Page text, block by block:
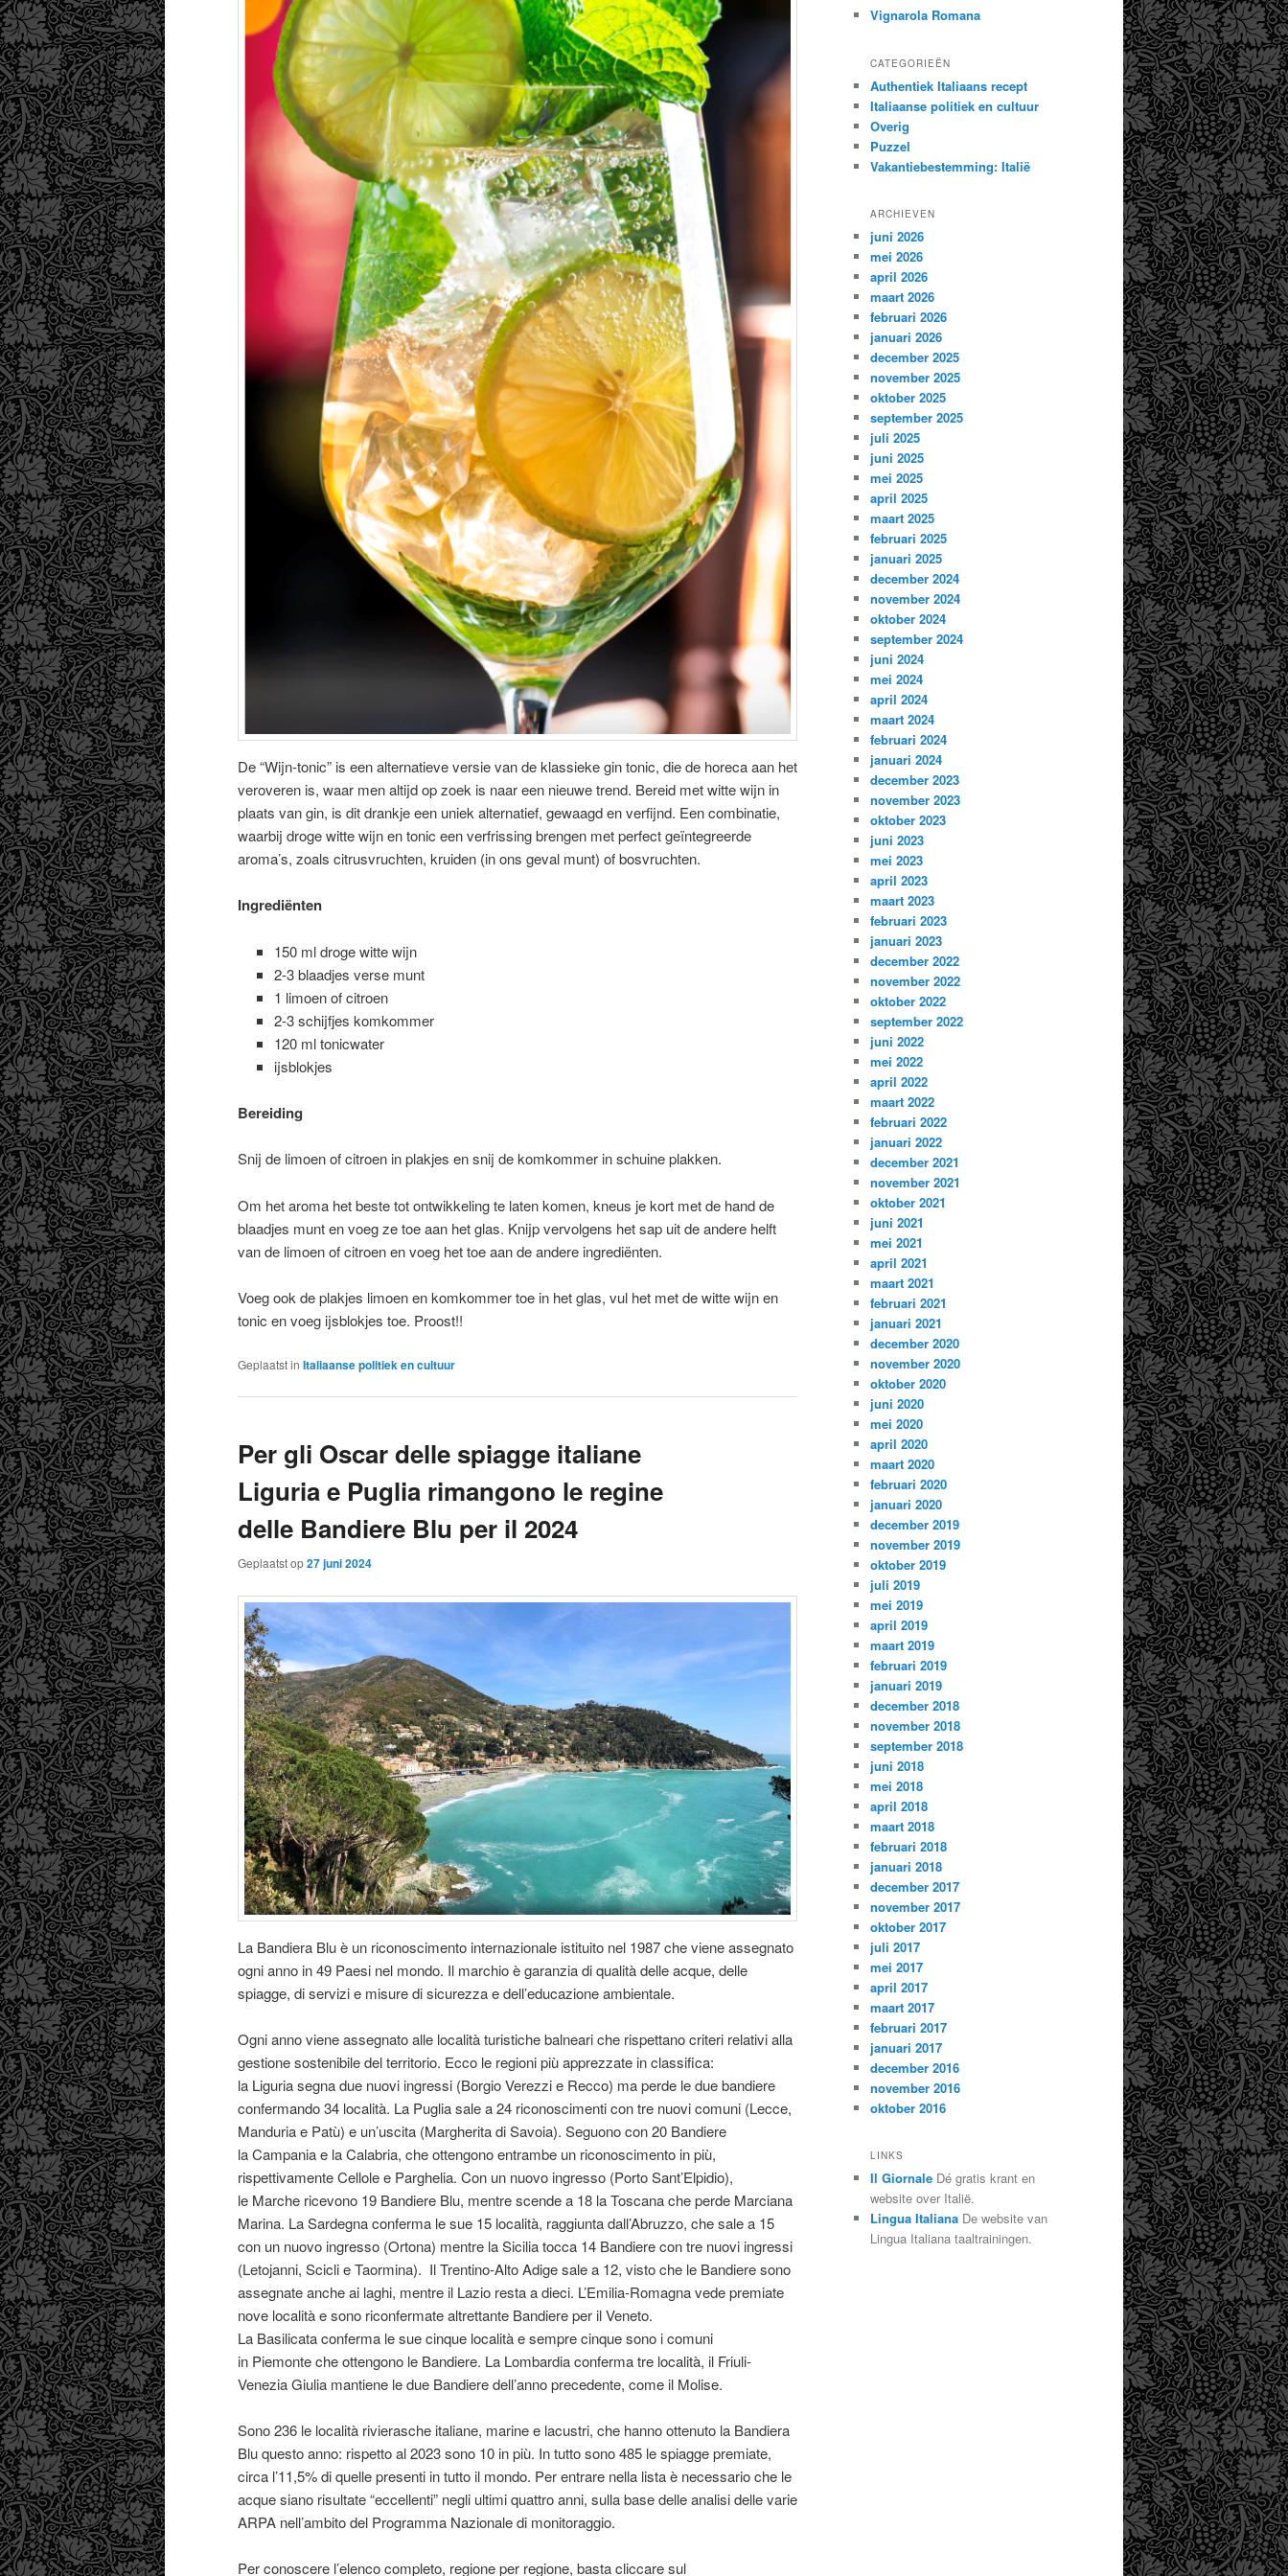
De “Wijn-tonic” is een alternatieve versie van de klassieke gin tonic, die de horeca aan het
veroveren is, waar men altijd op zoek is naar een nieuwe trend. Bereid met witte wijn in
plaats van gin, is dit drankje een uniek alternatief, gewaagd en verfijnd. Een combinatie,
waarbij droge witte wijn en tonic een verfrissing brengen met perfect geïntegreerde
aroma’s, zoals citrusvruchten, kruiden (in ons geval munt) of bosvruchten.
Ingrediënten
150 ml droge witte wijn
2-3 blaadjes verse munt
1 limoen of citroen
2-3 schijfjes komkommer
120 ml tonicwater
ijsblokjes
Bereiding
Snij de limoen of citroen in plakjes en snij de komkommer in schuine plakken.
Om het aroma het beste tot ontwikkeling te laten komen, kneus je kort met de hand de
blaadjes munt en voeg ze toe aan het glas. Knijp vervolgens het sap uit de andere helft
van de limoen of citroen en voeg het toe aan de andere ingrediënten.
Voeg ook de plakjes limoen en komkommer toe in het glas, vul het met de witte wijn en
tonic en voeg ijsblokjes toe. Proost!!
Geplaatst in Italiaanse politiek en cultuur
Per gli Oscar delle spiagge italiane
Liguria e Puglia rimangono le regine
delle Bandiere Blu per il 2024
Geplaatst op27 juni 2024
La Bandiera Blu è un riconoscimento internazionale istituito nel 1987 che viene assegnato
ogni anno in 49 Paesi nel mondo. Il marchio è garanzia di qualità delle acque, delle
spiagge, di servizi e misure di sicurezza e dell’educazione ambientale.
Ogni anno viene assegnato alle località turistiche balneari che rispettano criteri relativi alla
gestione sostenibile del territorio. Ecco le regioni più apprezzate in classifica:
la Liguria segna due nuovi ingressi (Borgio Verezzi e Recco) ma perde le due bandiere
confermando 34 località. La Puglia sale a 24 riconoscimenti con tre nuovi comuni (Lecce,
Manduria e Patù) e un’uscita (Margherita di Savoia). Seguono con 20 Bandiere
la Campania e la Calabria, che ottengono entrambe un riconoscimento in più,
rispettivamente Cellole e Parghelia. Con un nuovo ingresso (Porto Sant’Elpidio),
le Marche ricevono 19 Bandiere Blu, mentre scende a 18 la Toscana che perde Marciana
Marina. La Sardegna conferma le sue 15 località, raggiunta dall’Abruzzo, che sale a 15
con un nuovo ingresso (Ortona) mentre la Sicilia tocca 14 Bandiere con tre nuovi ingressi
(Letojanni, Scicli e Taormina). Il Trentino-Alto Adige sale a 12, visto che le Bandiere sono
assegnate anche ai laghi, mentre il Lazio resta a dieci. L’Emilia-Romagna vede premiate
nove località e sono riconfermate altrettante Bandiere per il Veneto.
La Basilicata conferma le sue cinque località e sempre cinque sono i comuni
in Piemonte che ottengono le Bandiere. La Lombardia conferma tre località, il Friuli-
Venezia Giulia mantiene le due Bandiere dell’anno precedente, come il Molise.
Sono 236 le località rivierasche italiane, marine e lacustri, che hanno ottenuto la Bandiera
Blu questo anno: rispetto al 2023 sono 10 in più. In tutto sono 485 le spiagge premiate,
circa l’11,5% di quelle presenti in tutto il mondo. Per entrare nella lista è necessario che le
acque siano risultate “eccellenti” negli ultimi quattro anni, sulla base delle analisi delle varie
ARPA nell’ambito del Programma Nazionale di monitoraggio.
Per conoscere l’elenco completo, regione per regione, basta cliccare sul
Vignarola Romana
CATEGORIEËN
Authentiek Italiaans recept
Italiaanse politiek en cultuur
Overig
Puzzel
Vakantiebestemming: Italië
ARCHIEVEN
juni 2026
mei 2026
april 2026
maart 2026
februari 2026
januari 2026
december 2025
november 2025
oktober 2025
september 2025
juli 2025
juni 2025
mei 2025
april 2025
maart 2025
februari 2025
januari 2025
december 2024
november 2024
oktober 2024
september 2024
juni 2024
mei 2024
april 2024
maart 2024
februari 2024
januari 2024
december 2023
november 2023
oktober 2023
juni 2023
mei 2023
april 2023
maart 2023
februari 2023
januari 2023
december 2022
november 2022
oktober 2022
september 2022
juni 2022
mei 2022
april 2022
maart 2022
februari 2022
januari 2022
december 2021
november 2021
oktober 2021
juni 2021
mei 2021
april 2021
maart 2021
februari 2021
januari 2021
december 2020
november 2020
oktober 2020
juni 2020
mei 2020
april 2020
maart 2020
februari 2020
januari 2020
december 2019
november 2019
oktober 2019
juli 2019
mei 2019
april 2019
maart 2019
februari 2019
januari 2019
december 2018
november 2018
september 2018
juni 2018
mei 2018
april 2018
maart 2018
februari 2018
januari 2018
december 2017
november 2017
oktober 2017
juli 2017
mei 2017
april 2017
maart 2017
februari 2017
januari 2017
december 2016
november 2016
oktober 2016
LINKS
Il Giornale Dé gratis krant en
website over Italië.
Lingua Italiana De website van
Lingua Italiana taaltrainingen.